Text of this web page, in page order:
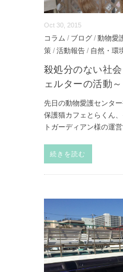
Oct 30, 2015
コラム / ブログ / 動物愛
策 / 活動報告 / 自然・環
殺処分のない社
ェルターの活動～
先日の動物愛護センタ
保護猫カフェとらくん
トガーディアン様の運
続きを読む